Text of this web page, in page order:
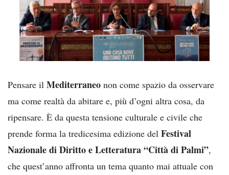
Pensare il Mediterraneo non come spazio da osservare
ma come realtà da abitare e, più d’ogni altra cosa, da
ripensare. È da questa tensione culturale e civile che
prende forma la tredicesima edizione del Festival
Nazionale di Diritto e Letteratura“Città di Palmi”,
che quest’anno affronta un tema quanto mai attuale con